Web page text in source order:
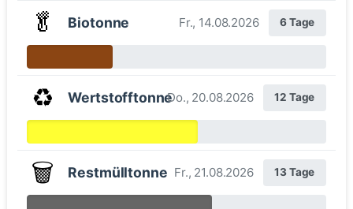
🥬 Biotonne Fr., 14.08.2026 6 Tage
♻️ WertstofftonneDo., 20.08.2026 12 Tage
🗑️ Restmülltonne Fr., 21.08.2026 13 Tage